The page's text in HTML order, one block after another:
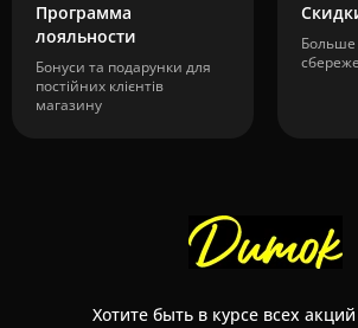
Программа
лояльности
Бонуси та подарунки для
постійних клієнтів
магазину
Больше
Хотите быть в курсе всех